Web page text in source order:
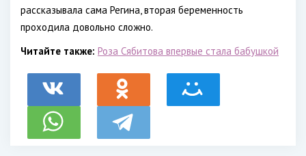
рассказывала сама Регина, вторая беременность
проходила довольно сложно.
Читайте также: Роза Сябитова впервые стала бабушкой